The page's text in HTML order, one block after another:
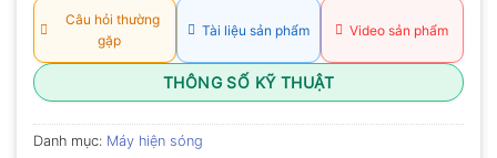
Câu hỏi thường
gặp
Tài liệu sản phẩm Video sản phẩm
THÔNG SỐ KỸ THUẬT
Danh mục: Máy hiện sóng